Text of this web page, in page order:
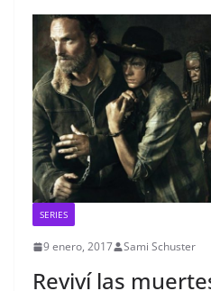
SERIES
9 enero, 2017 Sami Schuster
Reviví las